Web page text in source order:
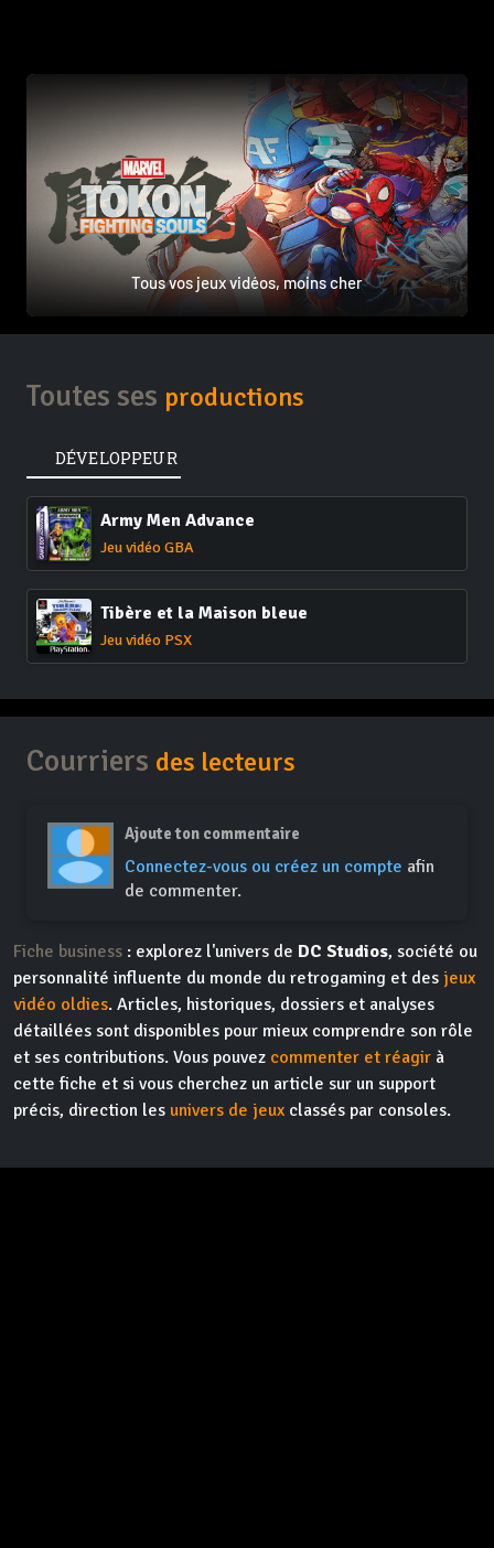
Tous vos jeux vidéos, moins cher
Toutes ses productions
DÉVELOPPEUR
Army Men Advance
Jeu vidéo GBA
Tibère et la Maison bleue
Jeu vidéo PSX
Courriers des lecteurs
Ajoute ton commentaire
Connectez-vous ou créez un compte afin
de commenter.
Fiche business : explorez l'univers de DC Studios, société ou
personnalité influente du monde du retrogaming et des jeux
vidéo oldies. Articles, historiques, dossiers et analyses
détaillées sont disponibles pour mieux comprendre son rôle
et ses contributions. Vous pouvez commenter et réagir à
cette fiche et si vous cherchez un article sur un support
précis, direction les univers de jeux classés par consoles.